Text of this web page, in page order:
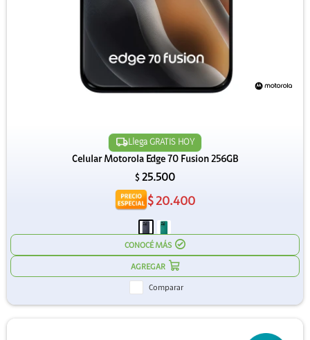
Llega GRATIS HOY
Celular Motorola Edge 70 Fusion 256GB
$ 25.500
$ 20.400
CONOCÉ MÁS
Comparar